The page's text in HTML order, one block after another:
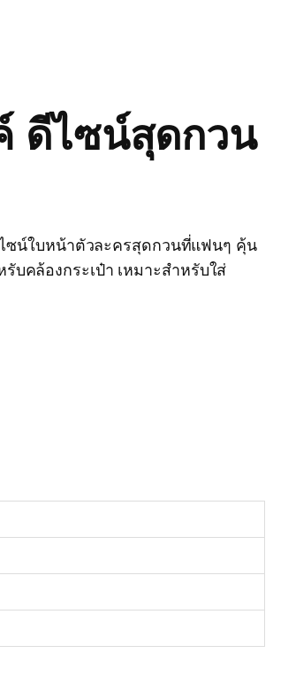
ดีไซน์สุดกวน
ซน์ใบหน้าตัวละครสุดกวนที่แฟนๆ คุ้น
คล้องกระเป๋า เหมาะสำหรับใส่